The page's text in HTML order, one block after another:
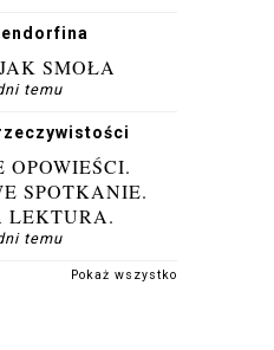
SMOŁA
temu
OPOWIEŚCI.
SPOTKANIE.
LEKTURA.
temu
Pokaż wszystko